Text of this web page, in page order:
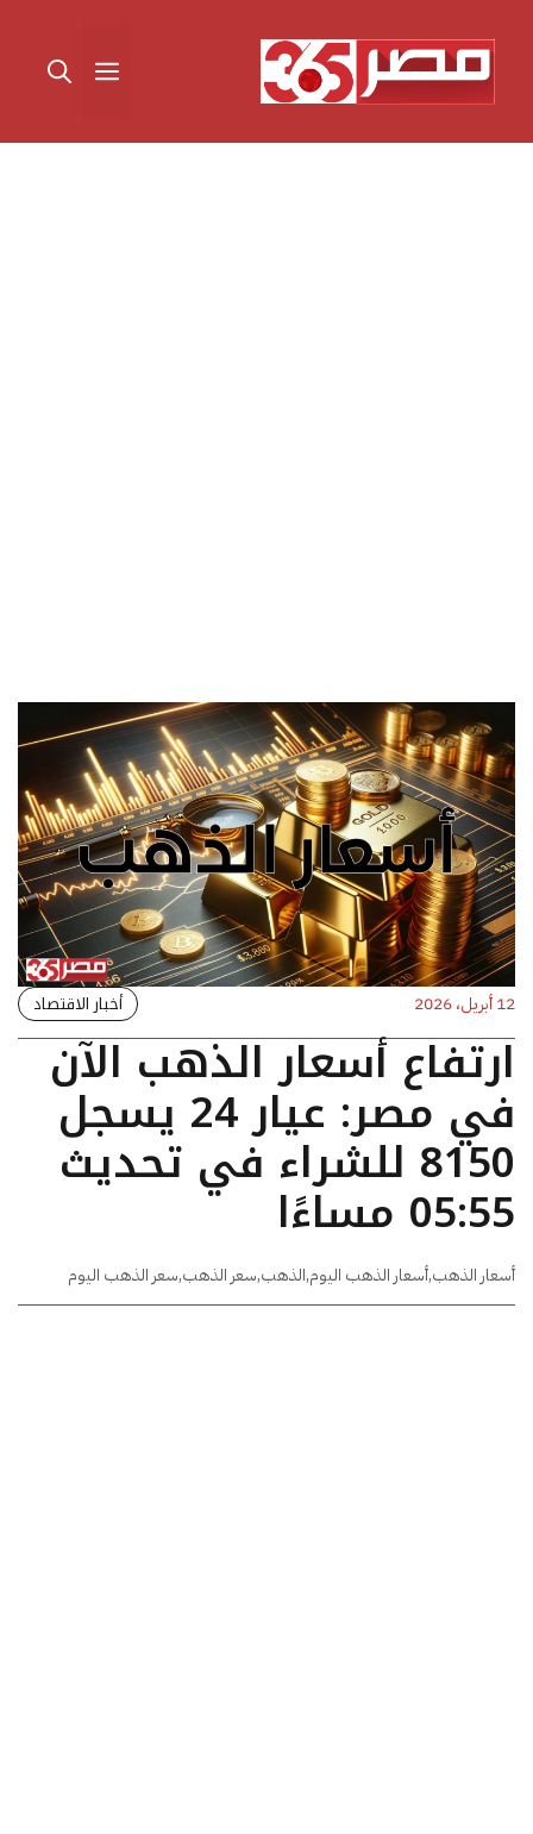
المحتوى القائمة
12 أبريل، 2026 أخبار الاقتصاد
ارتفاع أسعار الذهب الآن
في مصر: عيار 24 يسجل
8150 للشراء في تحديث
05:55 مساءًا
أسعار الذهب,أسعار الذهب اليوم,الذهب,سعر الذهب,سعر الذهب اليوم